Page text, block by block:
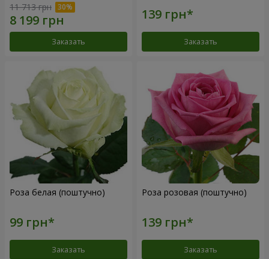
11 713 грн
Заказать Заказать
Роза белая (поштучно)
Заказать
Роза розовая (поштучно)
Заказать